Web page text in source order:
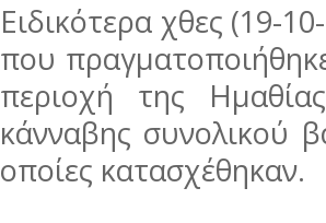
Ειδικότερα χθες (19-
που
περιοχή της
κάνναβης συνολικού
οποίες κατασχέθηκαν.